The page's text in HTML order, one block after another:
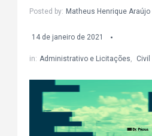
Posted by: Matheus Henrique
14 de janeiro de 2021
in: Administrativo e Licitações, Civil